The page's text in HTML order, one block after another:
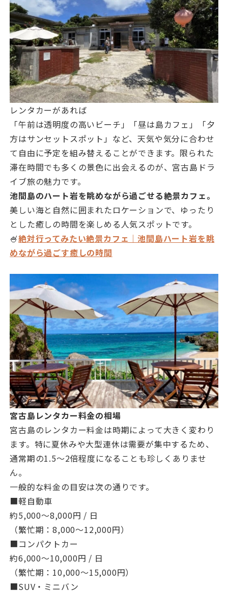
レンタカーがあれば
「午前は透明度の高いビーチ」「昼は島カフェ」「夕
方はサンセットスポット」など、天気や気分に合わせ
て自由に予定を組み替えることができます。限られた
滞在時間でも多くの景色に出会えるのが、宮古島ドラ
イブ旅の魅力です。
池間島のハート岩を眺めながら過ごせる絶景カフェ。
美しい海と自然に囲まれたロケーションで、ゆったり
とした癒しの時間を楽しめる人気スポットです。
🍧絶対行ってみたい絶景カフェ｜池間島ハート岩を眺
めながら過ごす癒しの時間
宮古島レンタカー料金の相場
宮古島のレンタカー料金は時期によって大きく変わり
ます。特に夏休みや大型連休は需要が集中するため、
通常期の1.5〜2倍程度になることも珍しくありませ
ん。
一般的な料金の目安は次の通りです。
■軽自動車
約5,000〜8,000円 / 日
（繁忙期：8,000〜12,000円）
■コンパクトカー
約6,000〜10,000円 / 日
（繁忙期：10,000〜15,000円）
■SUV・ミニバン